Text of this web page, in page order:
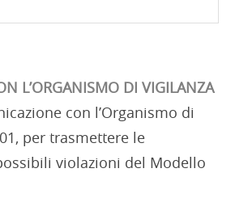
L’ORGANISMO DI VIGILANZA
con l’Organismo di
per trasmettere le
violazioni del Modello